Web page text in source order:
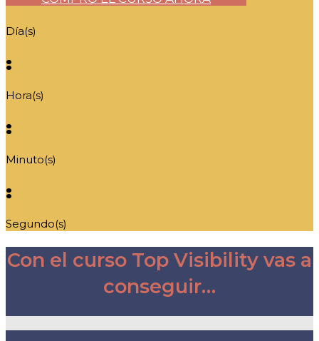
Día(s)
:
Hora(s)
:
Minuto(s)
:
Segundo(s)
Con el curso Top Visibility vas a
conseguir…